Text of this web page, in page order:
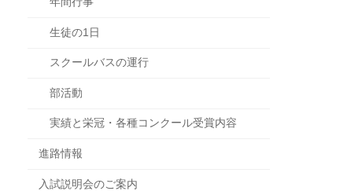
生徒の1日
スクールバスの運行
部活動
実績と栄冠・各種コンクール受賞内容
進路情報
入試説明会のご案内